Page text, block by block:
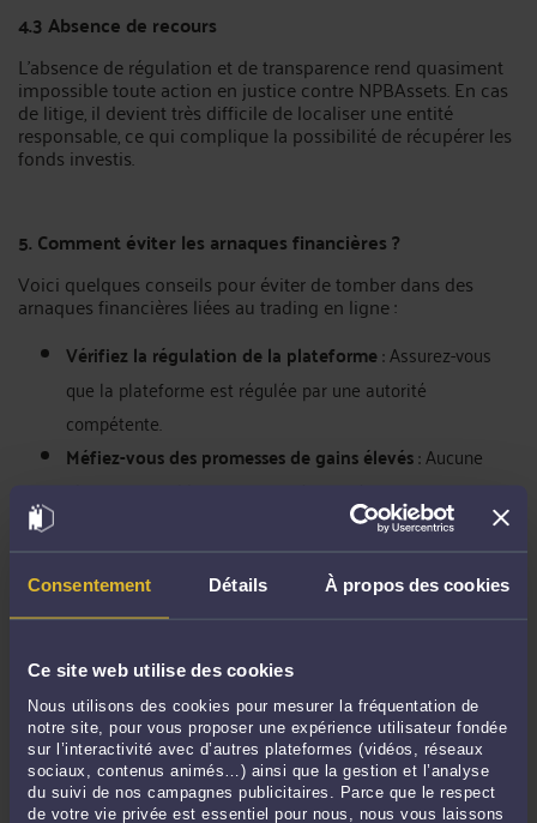
Consentement Détails À propos des cookies
Ce site web utilise des cookies
Nous utilisons des cookies pour mesurer la fréquentation de
notre site, pour vous proposer une expérience utilisateur fondée
sur l’interactivité avec d’autres plateformes (vidéos, réseaux
sociaux, contenus animés…) ainsi que la gestion et l’analyse
du suivi de nos campagnes publicitaires. Parce que le respect
de votre vie privée est essentiel pour nous, nous vous laissons
4.3 Absence de recours
L’absence de régulation et de transparence rend quasiment
impossible toute action en justice contre NPBAssets. En cas
de litige, il devient très difficile de localiser une entité
responsable, ce qui complique la possibilité de récupérer les
fonds investis.
5. Comment éviter les arnaques financières ?
Voici quelques conseils pour éviter de tomber dans des
arnaques financières liées au trading en ligne :
Vérifiez la régulation de la plateforme: Assurez-vous
que la plateforme est régulée par une autorité
compétente.
Méfiez-vous des promesses de gains élevés: Aucune
Lisez des avis fiables: Consultez des retours d'expérience
d'autres utilisateurs sur des sites d'avis spécialisés.
Protégez vos données personnelles: Ne transmettez
jamais d'informations sensibles à une plateforme non
vérifiée.
Refusez le démarchage non sollicité: Si vous êtes
contacté de manière inattendue, assurez-vous de vérifier
la légitimité de la plateforme avant d'agir.